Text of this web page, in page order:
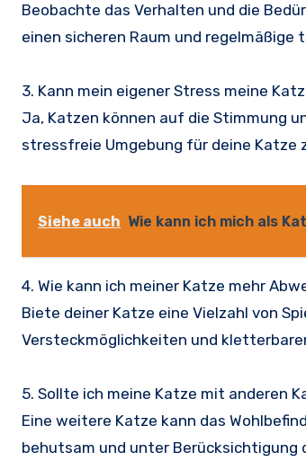
Beobachte das Verhalten und die
einen sicheren Raum und
3. Kann mein eigener Stress meine
Ja, Katzen können auf die Stimmung
stressfreie Umgebung für deine Katze
Siehe auch Wie kann ich mich als
4. Wie kann ich meiner Katze mehr
Biete deiner Katze eine Vielzahl von
Versteckmöglichkeiten und
5. Sollte ich meine Katze mit anderen
Eine weitere Katze kann das
behutsam und unter Berücksichtigung